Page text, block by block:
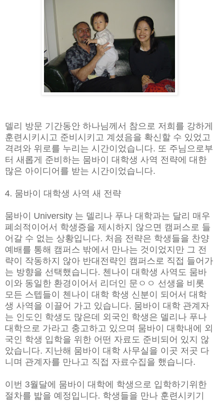
델리 방문 기간동안 하나님께서 참으로 저희를 강하게
훈련시키시고 준비시키고 계셨음을 확신할 수 있었고
격려와 위로를 누리는 시간이었습니다. 또 주님으로부
터 새롭게 준비하는 뭄바이 대학생 사역 전략에 대한
많은 아이디어를 받는 시간이었습니다.
4. 뭄바이 대학생 사역 새 전략
뭄바이 University 는 델리나 푸나 대학과는 달리 매우
폐쇠적이어서 학생증을 제시하지 않으면 캠퍼스로 들
어갈 수 없는 상황입니다. 처음 전략은 학생들을 찬양
예배를 통해 캠퍼스 밖에서 만나는 것이었지만 그 전
략이 작동하지 않아 반대전략인 캠퍼스로 직접 들어가
는 방향을 선택했습니다. 첸나이 대학생 사역도 뭄바
이와 동일한 환경이어서 리더인 문ㅇㅇ 선생을 비롯
모든 스텝들이 첸나이 대학 학생 신분이 되어서 대학
생 사역을 이끌어 가고 있습니다. 뭄바이 대학 관계자
는 인도인 학생도 많은데 외국인 학생은 델리나 푸나
대학으로 가라고 충고하고 있으며 뭄바이 대학내에 외
국인 학생 입학을 위한 어떤 자료도 준비되어 있지 않
았습니다. 지난해 뭄바이 대학 사무실을 이곳 저곳 다
니며 관계자를 만나고 직접 자료수집을 했습니다.
이번 3월달에 뭄바이 대학에 학생으로 입학하기위한
절차를 밟을 예정입니다. 학생들을 만나 훈련시키기